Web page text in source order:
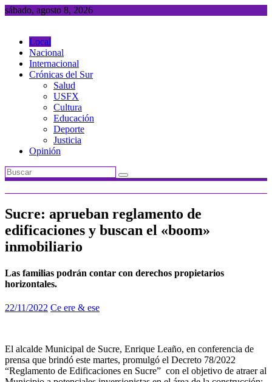
Saltar
sábado, agosto 8, 2026
Local
Nacional
Internacional
Crónicas del Sur
Salud
USFX
Cultura
Educación
Deporte
Justicia
Opinión
Sucre: aprueban reglamento de
edificaciones y buscan el «boom»
inmobiliario
Las familias podrán contar con derechos propietarios
horizontales.
22/11/2022 Ce ere & ese
El alcalde Municipal de Sucre, Enrique Leaño, en conferencia de
prensa que brindó este martes, promulgó el Decreto 78/2022
“Reglamento de Edificaciones en Sucre” con el objetivo de atraer al